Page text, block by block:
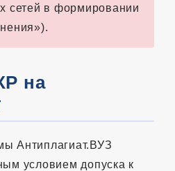
сетей в формировании
на
Антиплагиат.ВУЗ
условием допуска к